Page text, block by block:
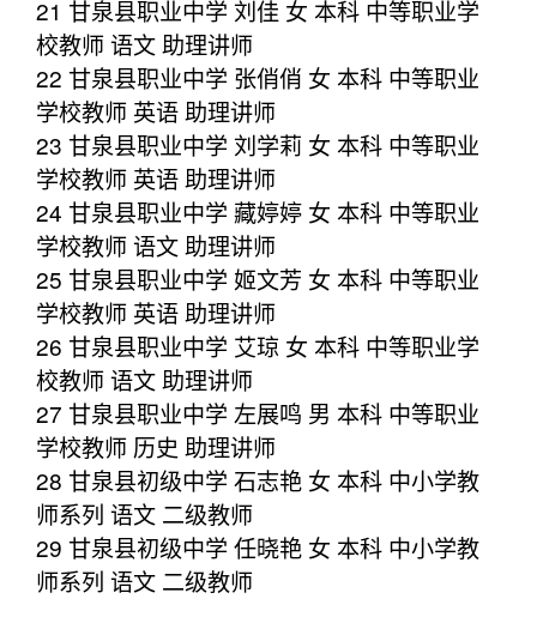
21 甘泉县职业中学 刘佳 女 本科 中等职业学
校教师 语文 助理讲师
22 甘泉县职业中学 张俏俏 女 本科 中等职业
学校教师 英语 助理讲师
23 甘泉县职业中学 刘学莉 女 本科 中等职业
学校教师 英语 助理讲师
24 甘泉县职业中学 藏婷婷 女 本科 中等职业
学校教师 语文 助理讲师
25 甘泉县职业中学 姬文芳 女 本科 中等职业
学校教师 英语 助理讲师
26 甘泉县职业中学 艾琼 女 本科 中等职业学
校教师 语文 助理讲师
27 甘泉县职业中学 左展鸣 男 本科 中等职业
学校教师 历史 助理讲师
28 甘泉县初级中学 石志艳 女 本科 中小学教
师系列 语文 二级教师
29 甘泉县初级中学 任晓艳 女 本科 中小学教
师系列 语文 二级教师